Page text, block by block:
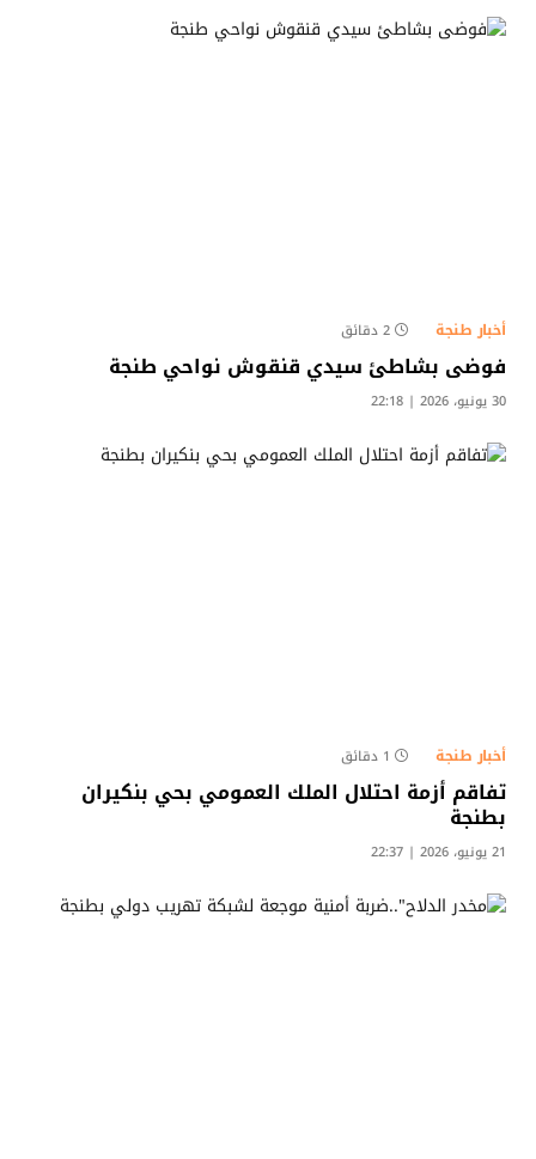
أخبار طنجة 2 دقائق
فوضى بشاطئ سيدي قنقوش نواحي طنجة
30 يونيو، 2026 | 22:18
أخبار طنجة 1 دقائق
تفاقم أزمة احتلال الملك العمومي بحي بنكيران
بطنجة
21 يونيو، 2026 | 22:37